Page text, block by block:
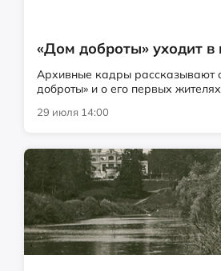
«Дом доброты» уходит в
Архивные кадры рассказывают
доброты» и о его первых
29 июля 14:00